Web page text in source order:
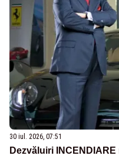
30 iul. 2026, 07:51
Dezvăluiri